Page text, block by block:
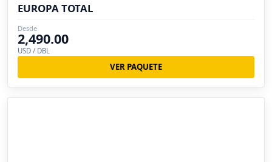
EUROPA TOTAL
Desde
2,490.00
USD / DBL
VER PAQUETE